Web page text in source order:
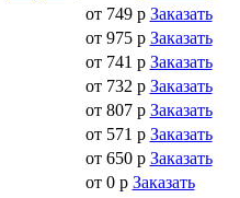
от 749 р Заказать
от 975 р Заказать
от 741 р Заказать
от 732 р Заказать
от 807 р Заказать
от 571 р Заказать
от 650 р Заказать
от 0 р Заказать